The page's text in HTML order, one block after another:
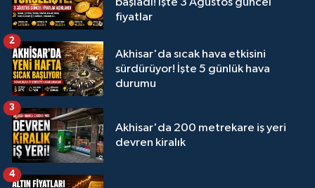
fiyatlar
Akhisar'da sıcak hava etkisini
sürdürüyor! İşte 5 günlük hava
durumu
2
Akhisar'da 200 metrekare iş yeri
devren kiralık
3
4